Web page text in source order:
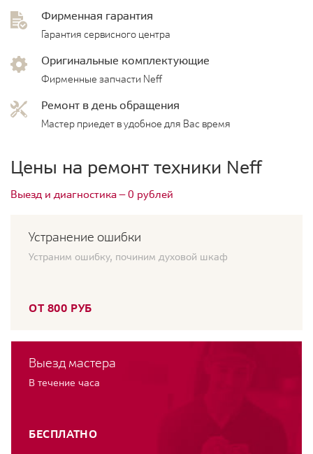
Фирменная гарантия
Гарантия сервисного центра
Оригинальные комплектующие
Фирменные запчасти Neff
Ремонт в день обращения
Мастер приедет в удобное для Вас время
Цены на ремонт техники Neff
Выезд и диагностика — 0 рублей
Устранение ошибки
Устраним ошибку, починим духовой шкаф
ОТ 800 РУБ
Выезд мастера
В течение часа
БЕСПЛАТНО